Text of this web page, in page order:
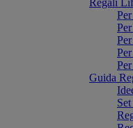
Regali
Guida